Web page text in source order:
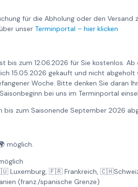
für die Abholung oder den Versand
unser Terminportal – hier klicken
bis zum 12.06.2026 für Sie kostenlos.
15.05.2026 gekauft und nicht
Woche. Bitte denken Sie daran
bei uns im Terminportal
bis zum Saisonende September 2026
möglich.
🇫🇷 Frankreich,
(franz./spanische Grenze)